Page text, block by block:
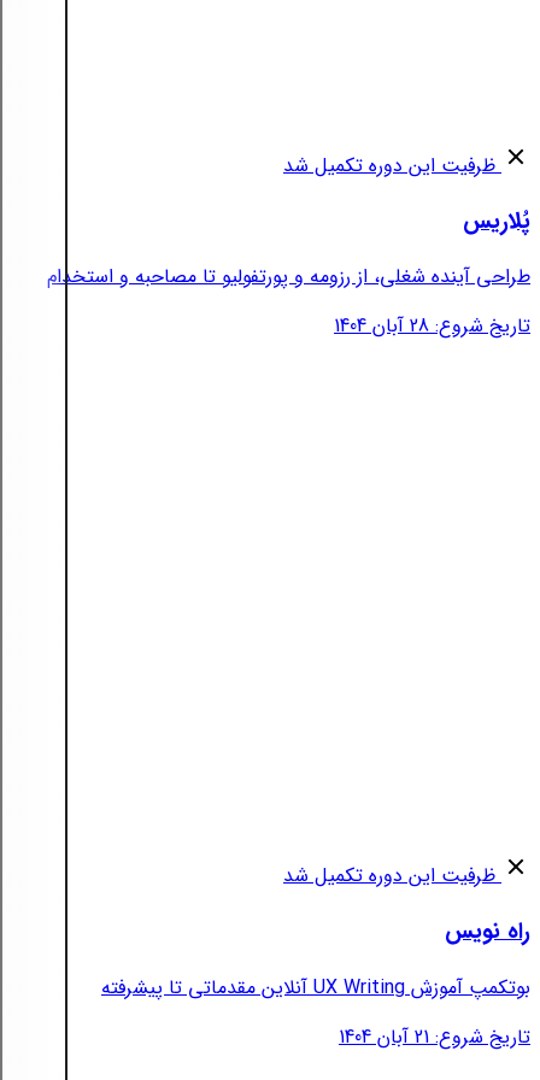
ظرفیت این دوره تکمیل شد
پُلاریس
طراحی آینده شغلی، از رزومه و پورتفولیو تا مصاحبه و استخدام
تاریخ شروع: 28 آبان 1404
ظرفیت این دوره تکمیل شد
راه نویس
بوتکمپ آموزش UX Writing آنلاین مقدماتی تا پیشرفته
تاریخ شروع: 21 آبان 1404